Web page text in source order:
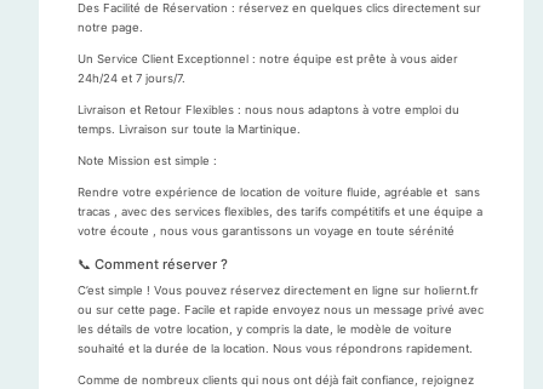
Des Facilité de Réservation : réservez en quelques clics directement sur
notre page.
Un Service Client Exceptionnel : notre équipe est prête à vous aider
24h/24 et 7 jours/7.
Livraison et Retour Flexibles : nous nous adaptons à votre emploi du
temps. Livraison sur toute la Martinique.
Note Mission est simple :
Rendre votre expérience de location de voiture fluide, agréable et sans
tracas , avec des services flexibles, des tarifs compétitifs et une équipe a
votre écoute , nous vous garantissons un voyage en toute sérénité
📞 Comment réserver ?
C’est simple ! Vous pouvez réservez directement en ligne sur holiernt.fr
ou sur cette page. Facile et rapide envoyez nous un message privé avec
les détails de votre location, y compris la date, le modèle de voiture
souhaité et la durée de la location. Nous vous répondrons rapidement.
Comme de nombreux clients qui nous ont déjà fait confiance, rejoignez